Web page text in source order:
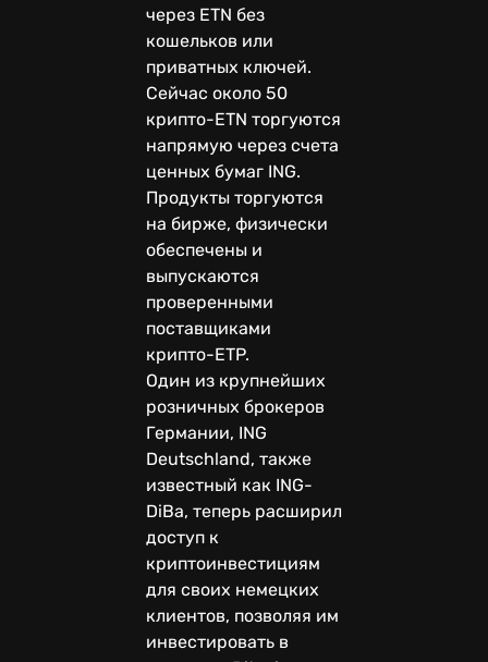
через ETN без
кошельков или
приватных ключей.
Сейчас около 50
крипто-ETN торгуются
напрямую через счета
ценных бумаг ING.
Продукты торгуются
на бирже, физически
обеспечены и
выпускаются
проверенными
поставщиками
крипто-ETP.
Один из крупнейших
розничных брокеров
Германии, ING
Deutschland, также
известный как ING-
DiBa, теперь расширил
доступ к
криптоинвестициям
для своих немецких
клиентов, позволяя им
инвестировать в